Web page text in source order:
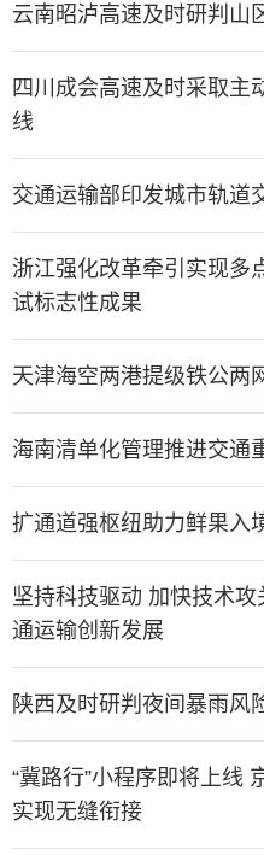
云南昭泸高速及时研判山
四川成会高速及时采取主
线
交通运输部印发城市轨道
浙江强化改革牵引实现多
试标志性成果
天津海空两港提级铁公两
海南清单化管理推进交通
扩通道强枢纽助力鲜果入
坚持科技驱动 加快技术
通运输创新发展
陕西及时研判夜间暴雨风
“冀路行”小程序即将上线
实现无缝衔接